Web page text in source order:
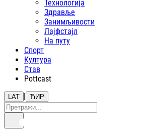
Технологија
Здравље
Занимљивости
Лајфстajл
На путу
Спорт
Култура
Став
Pottcast
LAT | ЋИР